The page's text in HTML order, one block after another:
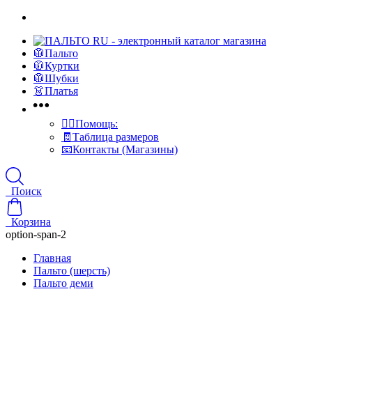
🥼Пальто
🧥Куртки
🥼Шубки
👗Платья
👍🏻Помощь:
🧾Таблица размеров
📧Контакты (Магазины)
Поиск
Корзина
option-span-2
Главная
Пальто (шерсть)
Пальто деми